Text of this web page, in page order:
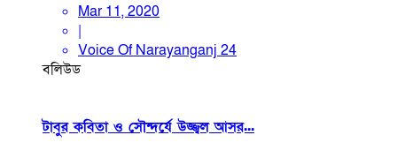
Mar 11, 2020
|
Voice Of Narayanganj 24
বলিউড
টাবুর কবিতা ও সৌন্দর্যে উজ্জ্বল আসর...